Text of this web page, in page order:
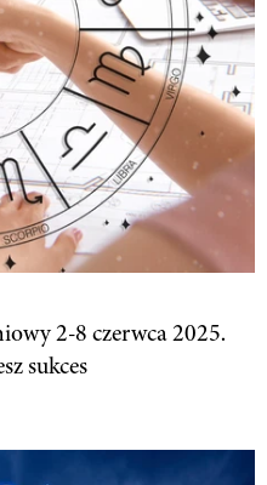
2-8 czerwca 2025.
sukces